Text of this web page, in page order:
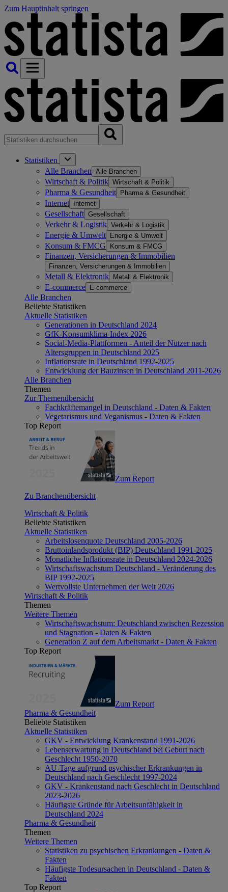
Zum Hauptinhalt springen
Statistiken
Alle Branchen Alle Branchen
Wirtschaft & Politik Wirtschaft & Politik
Pharma & Gesundheit Pharma & Gesundheit
Internet Internet
Gesellschaft Gesellschaft
Verkehr & Logistik Verkehr & Logistik
Energie & Umwelt Energie & Umwelt
Konsum & FMCG Konsum & FMCG
Finanzen, Versicherungen & Immobilien
Finanzen, Versicherungen & Immobilien
Metall & Elektronik Metall & Elektronik
E-commerce E-commerce
Alle Branchen
Beliebte Statistiken
Aktuelle Statistiken
Generationen in Deutschland 2024
GfK-Konsumklima-Index 2026
Social-Media-Plattformen - Anteil der Nutzer nach
Altersgruppen in Deutschland 2025
Inflationsrate in Deutschland 1992-2025
Entwicklung der Bauzinsen in Deutschland 2011-2026
Alle Branchen
Themen
Zur Themenübersicht
Fachkräftemangel in Deutschland - Daten & Fakten
Vegetarismus und Veganismus - Daten & Fakten
Top Report
Zum Report
Zu Branchenübersicht
Wirtschaft & Politik
Beliebte Statistiken
Aktuelle Statistiken
Arbeitslosenquote Deutschland 2005-2026
Bruttoinlandsprodukt (BIP) Deutschland 1991-2025
Monatliche Inflationsrate in Deutschland 2024-2026
Wirtschaftswachstum Deutschland - Veränderung des
BIP 1992-2025
Wertvollste Unternehmen der Welt 2026
Wirtschaft & Politik
Themen
Weitere Themen
Wirtschaftswachstum: Deutschland zwischen Rezession
und Stagnation - Daten & Fakten
Generation Z auf dem Arbeitsmarkt - Daten & Fakten
Top Report
Zum Report
Pharma & Gesundheit
Beliebte Statistiken
Aktuelle Statistiken
GKV - Entwicklung Krankenstand 1991-2026
Lebenserwartung in Deutschland bei Geburt nach
Geschlecht 1950-2070
AU-Tage aufgrund psychischer Erkrankungen in
Deutschland nach Geschlecht 1997-2024
GKV - Krankenstand nach Geschlecht in Deutschland
2023-2026
Häufigste Gründe für Arbeitsunfähigkeit in
Deutschland 2024
Pharma & Gesundheit
Themen
Weitere Themen
Statistiken zu psychischen Erkrankungen - Daten &
Fakten
Häufigste Todesursachen in Deutschland - Daten &
Fakten
Top Report